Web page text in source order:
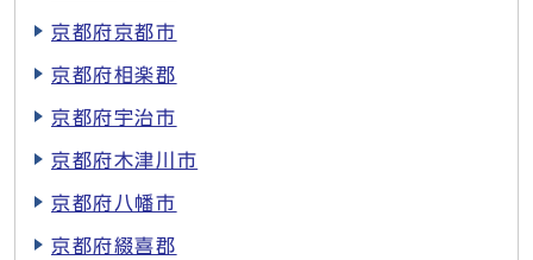
京都府京都市
京都府相楽郡
京都府宇治市
京都府木津川市
京都府八幡市
京都府綴喜郡